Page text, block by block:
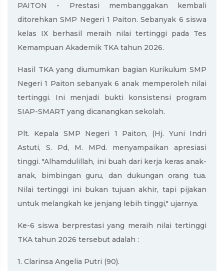
PAITON - Prestasi membanggakan kembali
ditorehkan SMP Negeri 1 Paiton. Sebanyak 6 siswa
kelas IX berhasil meraih nilai tertinggi pada Tes
Kemampuan Akademik TKA tahun 2026.
Hasil TKA yang diumumkan bagian Kurikulum SMP
Negeri 1 Paiton sebanyak 6 anak memperoleh nilai
tertinggi. Ini menjadi bukti konsistensi program
SIAP-SMART yang dicanangkan sekolah.
Plt. Kepala SMP Negeri 1 Paiton, (Hj. Yuni Indri
Astuti, S. Pd, M. MPd. menyampaikan apresiasi
tinggi. "Alhamdulillah, ini buah dari kerja keras anak-
anak, bimbingan guru, dan dukungan orang tua.
Nilai tertinggi ini bukan tujuan akhir, tapi pijakan
untuk melangkah ke jenjang lebih tinggi," ujarnya.
Ke-6 siswa berprestasi yang meraih nilai tertinggi
TKA tahun 2026 tersebut adalah :
1. Clarinsa Angelia Putri (90).